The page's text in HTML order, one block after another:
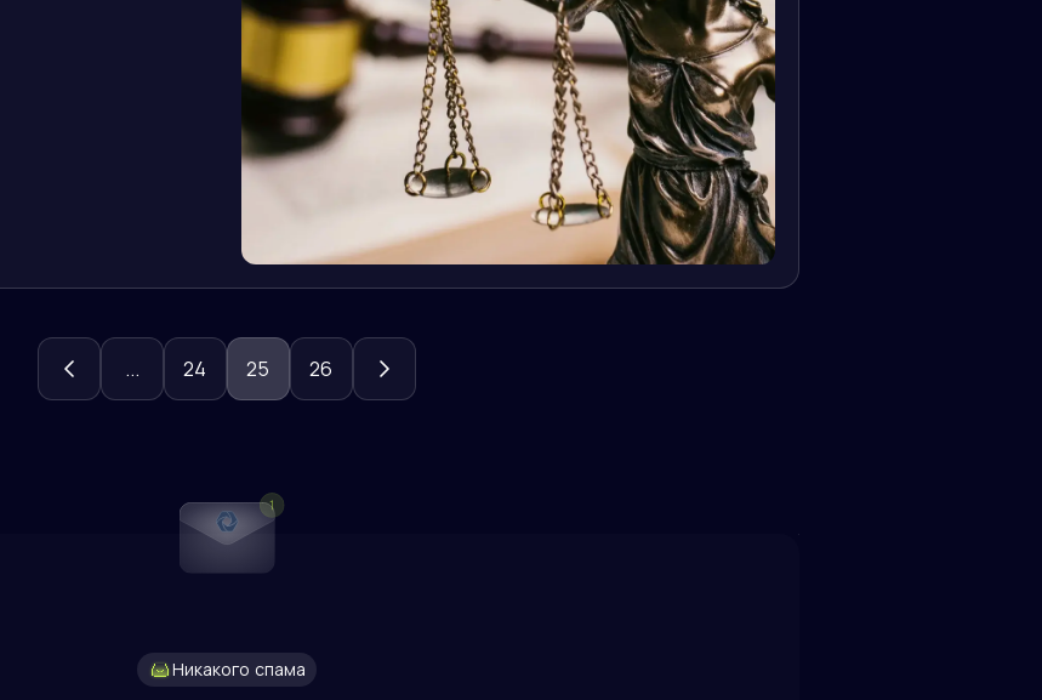
... 24 25 26
Никакого спама